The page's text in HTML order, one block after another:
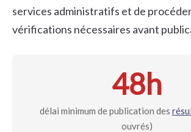
services administratifs et de
vérifications nécessaires avant
48h
délai minimum de publication des
ouvrés)